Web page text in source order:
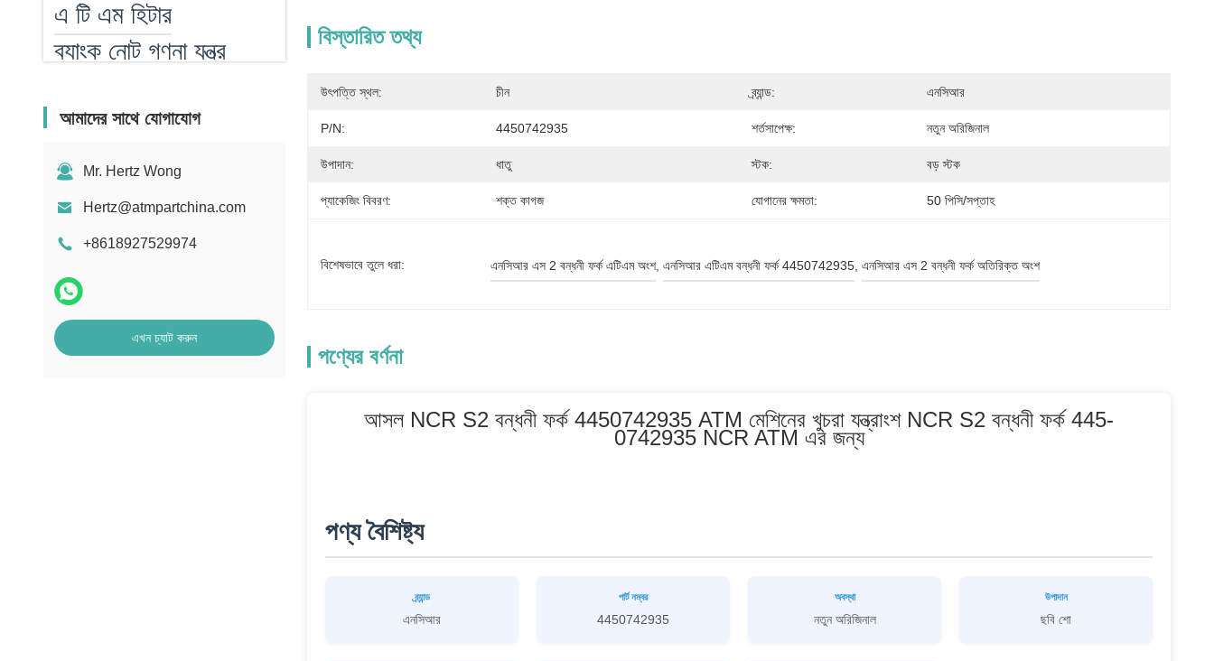
এ টি এম হিটার
ব্যাংক নোট গণনা যন্ত্র
MEI বিল গ্রহণকারী
পস মেশিন
আমাদের সাথে যোগাযোগ
Mr. Hertz Wong
Hertz@atmpartchina.com
+8618927529974
এখন চ্যাট করুন
বিস্তারিত তথ্য
উৎপত্তি স্থল: চীন ব্র্যান্ড: এনসিআর
P/N: 4450742935 শর্তসাপেক্ষ: নতুন অরিজিনাল
উপাদান: ধাতু স্টক: বড় স্টক
প্যাকেজিং বিবরণ: শক্ত কাগজ যোগানের ক্ষমতা: 50 পিসি/সপ্তাহ
বিশেষভাবে তুলে ধরা: এনসিআর এস 2 বন্ধনী ফর্ক এটিএম অংশ, এনসিআর এটিএম বন্ধনী ফর্ক 4450742935 , এনসিআর এস 2 বন্ধনী ফর্ক অতিরিক্ত অংশ
পণ্যের বর্ণনা
আসল NCR S2 বন্ধনী ফর্ক 4450742935 ATM মেশিনের খুচরা যন্ত্রাংশ NCR S2 বন্ধনী ফর্ক 445-
0742935 NCR ATM এর জন্য
পণ্য বৈশিষ্ট্য
ব্র্যান্ড
এনসিআর
পার্ট নম্বর
4450742935
অবস্থা
নতুন অরিজিনাল
উপাদান
ছবি শো